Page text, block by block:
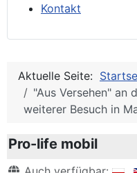
Kontakt
Aktuelle Seite:
"Aus Versehen" an
weiterer Besuch in
Pro-life mobil
Details